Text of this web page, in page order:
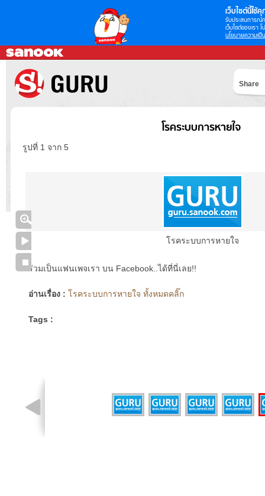
เว็บไซต์นี้ใช้คุ
รับประสบการณ์
เว็บไซต์ของเรา
นโยบายความเป็
Share
โรคระบบการหายใจ
รูปที่ 1 จาก 5
โรคระบบการหายใจ
ร่วมเป็นแฟนเพจเรา บน Facebook..ได้ที่นี่เลย!!
อ่านเรื่อง : โรคระบบการหายใจ ทั้งหมดคลิ๊ก
Tags :